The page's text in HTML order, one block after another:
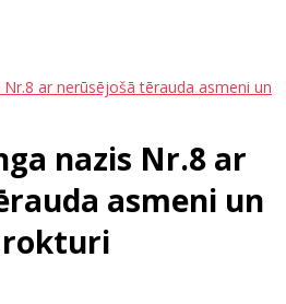
ar nerūsējošā tērauda asmeni un
nazis Nr.8 ar
asmeni un